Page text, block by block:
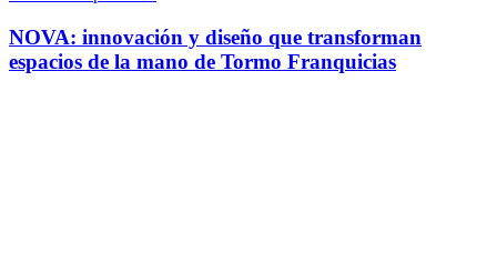
NOVA: innovación y diseño que transforman
espacios de la mano de Tormo Franquicias